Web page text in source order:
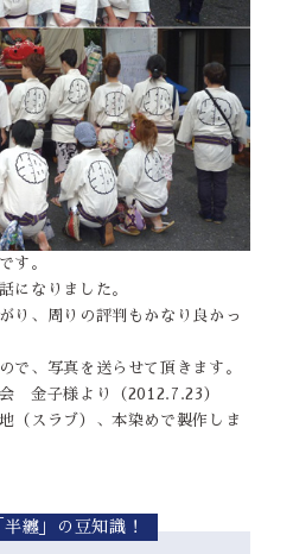
す。
になりました。
り、周りの評判もかなり良かっ
で、写真を送らせて頂きます。
金子様より（2012.7.23）
（スラブ）、本染めで製作しま
纏」の豆知識！